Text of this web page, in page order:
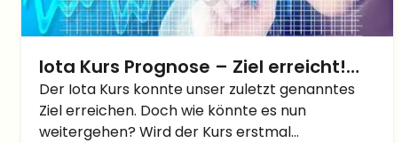
Iota Kurs Prognose – Ziel erreicht!
Was passiert als nächstes?
Der Iota Kurs konnte unser zuletzt genanntes
Ziel erreichen. Doch wie könnte es nun
weitergehen? Wird der Kurs erstmal